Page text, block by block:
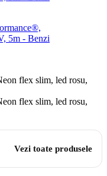
Vezi toate produsele